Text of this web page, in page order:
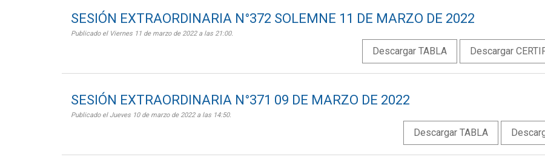
SESIÓN EXTRAORDINARIA N°372 SOLEMNE 11 DE MARZO DE 2022
Publicado el Viernes 11 de marzo de 2022 a las 21:00.
Descargar TABLA Descargar
SESIÓN EXTRAORDINARIA N°371 09 DE MARZO DE 2022
Publicado el Jueves 10 de marzo de 2022 a las 14:50.
Descargar TABLA